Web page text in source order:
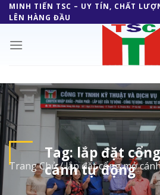
Skip
to
MINH TIẾN TSC – UY TÍN, CHẤT
LÊN HÀNG ĐẦU
Tag: lắp đặt
cánh tự động
Trang Chủ/lắp đặt cổng mở